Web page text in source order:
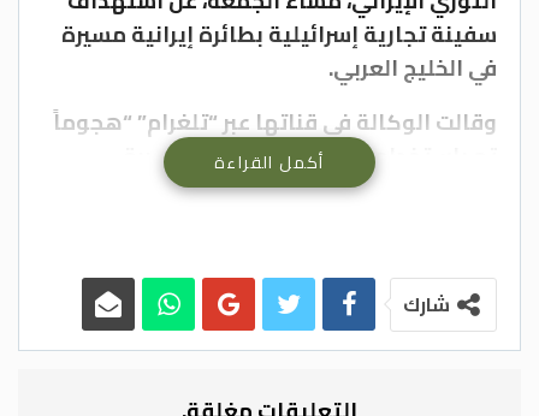
سفينة تجارية إسرائيلية بطائرة إيرانية مسيرة
في الخليج العربي.
وقالت الوكالة في قناتها عبر “تلغرام” “هجوماً
تم باستخدام طائرة شاهد 136 المسيرة
الانتحارية واستهدف سفينة كامبور سكوير
وأشارت إن هذه السفينة كانت تبحر تحت علم
ليبيريا وتم استهداف في الخليج العربي”،
أكمل القراءة
شارك